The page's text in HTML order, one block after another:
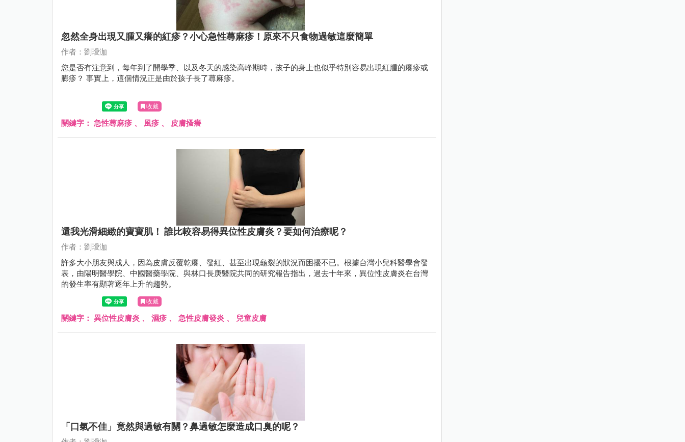
忽然全身出現又腫又癢的紅疹？小心急性蕁麻疹！原來不只食物過敏這麼簡單
作者：劉璦泇
您是否有注意到，每年到了開學季、以及冬天的感染高峰期時，孩子的身上也似乎特別容易出現紅腫的癢疹或
膨疹？ 事實上，這個情況正是由於孩子長了蕁麻疹。
收藏
關鍵字： 急性蕁麻疹 、 風疹 、 皮膚搔癢
還我光滑細緻的寶寶肌！ 誰比較容易得異位性皮膚炎？要如何治療呢？
作者：劉璦泇
許多大小朋友與成人，因為皮膚反覆乾癢、發紅、甚至出現龜裂的狀況而困擾不已。根據台灣小兒科醫學會發
表，由陽明醫學院、中國醫藥學院、與林口長庚醫院共同的研究報告指出，過去十年來，異位性皮膚炎在台灣
的發生率有顯著逐年上升的趨勢。
收藏
關鍵字： 異位性皮膚炎 、 濕疹 、 急性皮膚發炎 、 兒童皮膚
「口氣不佳」竟然與過敏有關？鼻過敏怎麼造成口臭的呢？